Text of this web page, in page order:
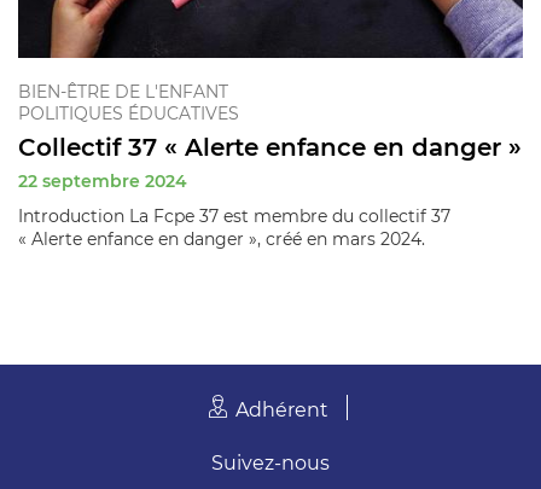
BIEN-ÊTRE DE L'ENFANT
POLITIQUES ÉDUCATIVES
Collectif 37 « Alerte enfance en danger »
22 septembre 2024
Introduction La Fcpe 37 est membre du collectif 37
« Alerte enfance en danger », créé en mars 2024.
Adhérent
Suivez-nous